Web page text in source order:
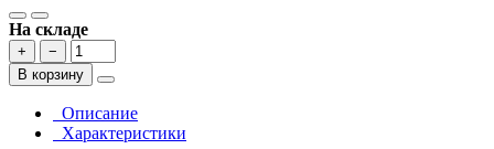
На складе
+
−
В корзину
Описание
Характеристики